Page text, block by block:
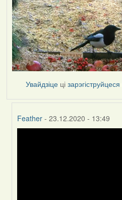
Увайдзіце цізарэгіструйцеся
Feather - 23.12.2020 - 13:49